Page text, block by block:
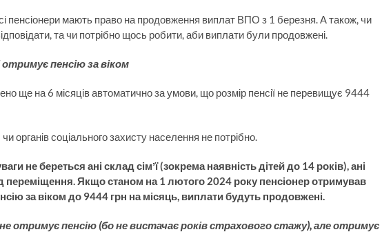
пенсіонери мають право на продовження виплат ВПО з 1 березня. А також, чи
та чи потрібно щось робити, аби виплати були продовжені.
отримує пенсію за віком
ще на 6 місяців автоматично за умови, що розмір пенсії не перевищує 9444
органів соціального захисту населення не потрібно.
не береться ані склад сімʼї (зокрема наявність дітей до 14 років), ані
переміщення. Якщо станом на 1 лютого 2024 року пенсіонер отримував
за віком до 9444 грн на місяць, виплати будуть продовжені.
отримує пенсію (бо не вистачає років страхового стажу), але отримує